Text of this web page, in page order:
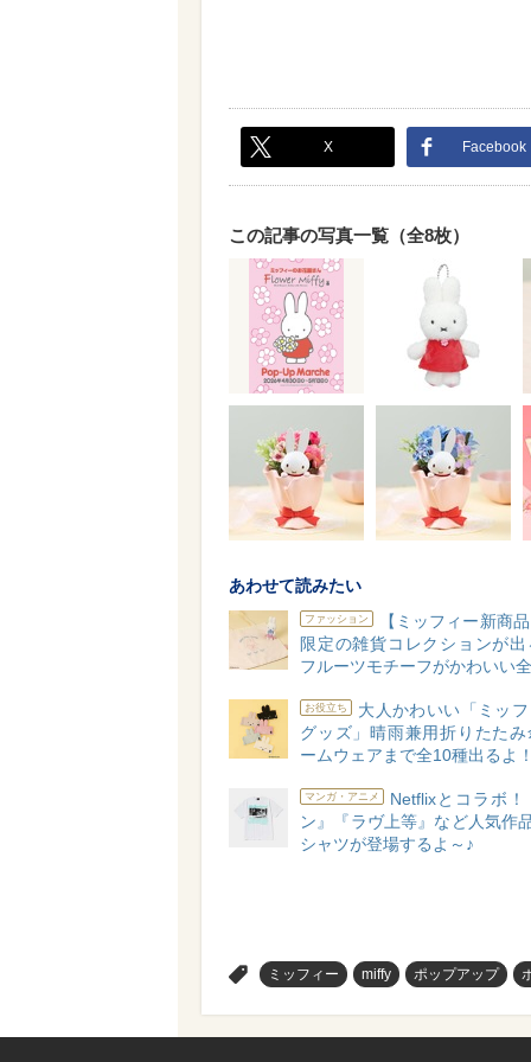
X Facebook
この記事の写真一覧（全8枚）
あわせて読みたい
ファッション
【ミッフィー新商
限定の雑貨コレクションが
フルーツモチーフがかわいい
お役立ち
大人かわいい「ミッ
グッズ」晴雨兼用折りたた
ームウェアまで全10種出るよ
マンガ・アニメ
Netflixとコラボ！
ン』『ラヴ上等』など人気作
シャツが登場するよ～♪
ミッフィー miffy ポップアップ